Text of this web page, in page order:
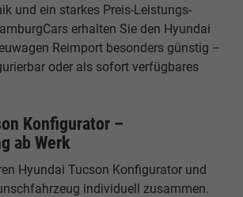
und ein starkes Preis-Leistungs-
erhalten Sie den Hyundai
Reimport besonders günstig –
oder als sofort verfügbares
Konfigurator –
ab Werk
Hyundai Tucson Konfigurator und
individuell zusammen.